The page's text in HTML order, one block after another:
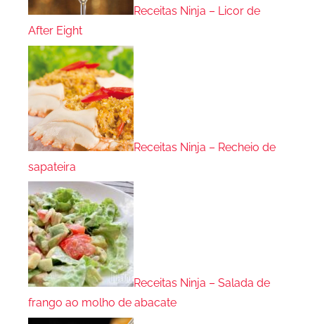
Receitas Ninja – Licor de
After Eight
Receitas Ninja – Recheio de
sapateira
Receitas Ninja – Salada de
frango ao molho de abacate